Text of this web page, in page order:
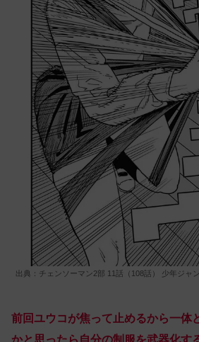
出典：チェンソーマン2部 11話（108話） 少年ジャ
前回ユウコが焦って止めるから一体
かと思ったら自分の制服を武器化す